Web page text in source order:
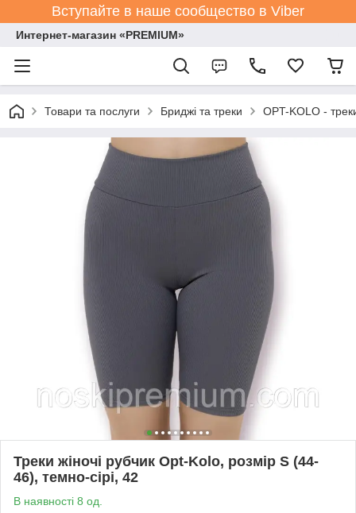
Вступайте в наше сообщество в Viber
Интернет-магазин «PREMIUM»
Товари та послуги Бриджі та треки OPT-KOLO -
Треки жіночі рубчик Opt-Kolo, розмір S (44-
46), темно-сірі, 42
В наявності 8 од.